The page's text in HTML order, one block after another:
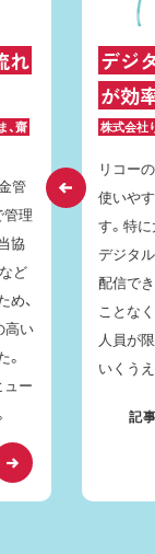
れ
、齋
管
管理
協
ど
め、
高い
。
ュー
デジ
が効
株式会社
リコー
使いや
す。特
デジタ
配信で
ことな
人員が
いくう
記